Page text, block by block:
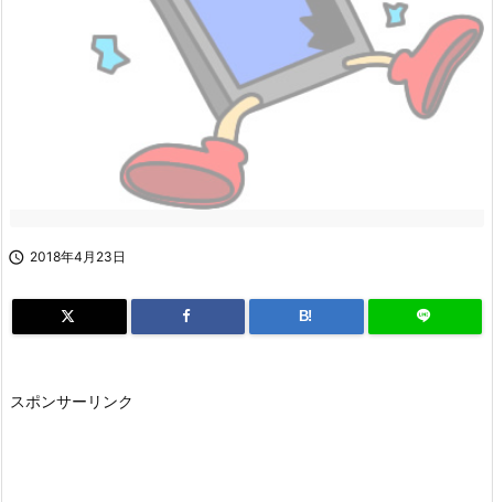
 2018年4月23日
B!
スポンサーリンク